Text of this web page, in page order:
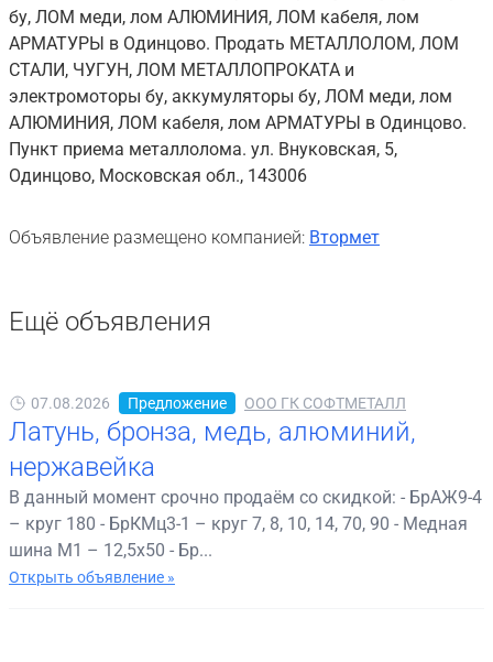
бу, ЛОМ меди, лом АЛЮМИНИЯ, ЛОМ кабеля, лом
АРМАТУРЫ в Одинцово. Продать МЕТАЛЛОЛОМ, ЛОМ
СТАЛИ, ЧУГУН, ЛОМ МЕТАЛЛОПРОКАТА и
электромоторы бу, аккумуляторы бу, ЛОМ меди, лом
АЛЮМИНИЯ, ЛОМ кабеля, лом АРМАТУРЫ в Одинцово.
Пункт приема металлолома. ул. Внуковская, 5,
Одинцово, Московская обл., 143006
Объявление размещено компанией: Втормет
Ещё объявления
07.08.2026 Предложение ООО ГК СОФТМЕТАЛЛ
Латунь, бронза, медь, алюминий,
нержавейка
В данный момент срочно продаём со скидкой: - БрАЖ9-4
– круг 180 - БрКМц3-1 – круг 7, 8, 10, 14, 70, 90 - Медная
шина М1 – 12,5х50 - Бр...
Открыть объявление »